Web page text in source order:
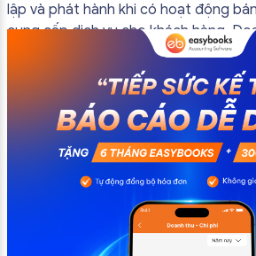
lập và phát hành khi có hoạt động
cung cấp dịch vụ cho khách hàng.
quy trình vận hành và tránh được
chính không đáng có nếu nắm rõ […]